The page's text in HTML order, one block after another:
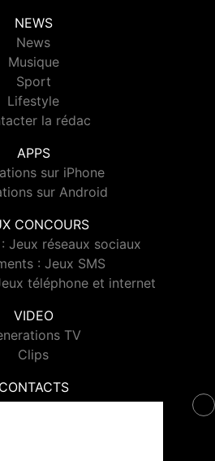
NEWS
News
Musique
Sport
Lifestyle
la rédac
APPS
sur iPhone
sur Android
CONCOURS
Jeux réseaux sociaux
: Jeux SMS
téléphone et internet
VIDEO
TV
Clips
CONTACTS
Generations